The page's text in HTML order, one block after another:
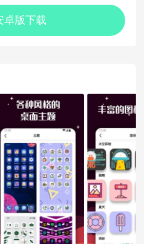
卓版下载